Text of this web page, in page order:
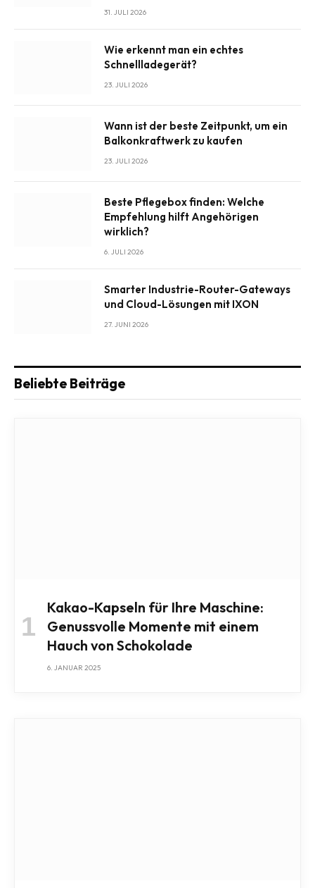
31. JULI 2026
Wie erkennt man ein echtes
Schnellladegerät?
23. JULI 2026
Wann ist der beste Zeitpunkt, um ein
Balkonkraftwerk zu kaufen
23. JULI 2026
Beste Pflegebox finden: Welche
Empfehlung hilft Angehörigen
wirklich?
6. JULI 2026
Smarter Industrie-Router-Gateways
und Cloud-Lösungen mit IXON
27. JUNI 2026
Beliebte Beiträge
Kakao-Kapseln für Ihre Maschine:
Genussvolle Momente mit einem
Hauch von Schokolade
6. JANUAR 2025